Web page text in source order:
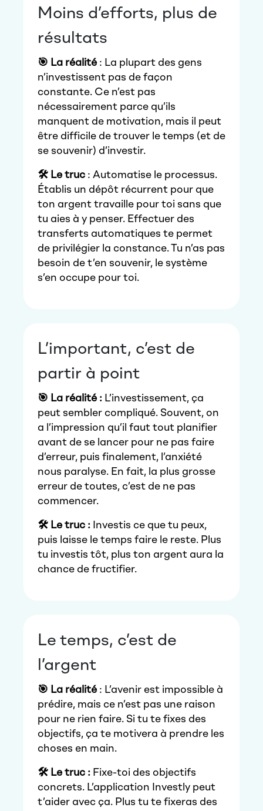
Moins d’efforts, plus de
résultats
🎯 La réalité : La plupart des gens
n’investissent pas de façon
constante. Ce n’est pas
nécessairement parce qu’ils
manquent de motivation, mais il peut
être difficile de trouver le temps (et de
se souvenir) d’investir.
🛠️ Le truc : Automatise le processus.
Établis un dépôt récurrent pour que
ton argent travaille pour toi sans que
tu aies à y penser. Effectuer des
transferts automatiques te permet
de privilégier la constance. Tu n’as pas
besoin de t’en souvenir, le système
s’en occupe pour toi.
L’important, c’est de
partir à point
🎯 La réalité : L’investissement, ça
peut sembler compliqué. Souvent, on
a l’impression qu’il faut tout planifier
avant de se lancer pour ne pas faire
d’erreur, puis finalement, l’anxiété
nous paralyse. En fait, la plus grosse
erreur de toutes, c’est de ne pas
commencer.
🛠️ Le truc : Investis ce que tu peux,
puis laisse le temps faire le reste. Plus
tu investis tôt, plus ton argent aura la
chance de fructifier.
Le temps, c’est de
l’argent
🎯 La réalité : L’avenir est impossible à
prédire, mais ce n’est pas une raison
pour ne rien faire. Si tu te fixes des
objectifs, ça te motivera à prendre les
choses en main.
🛠️ Le truc : Fixe-toi des objectifs
concrets. L’application Investly peut
t’aider avec ça. Plus tu te fixeras des